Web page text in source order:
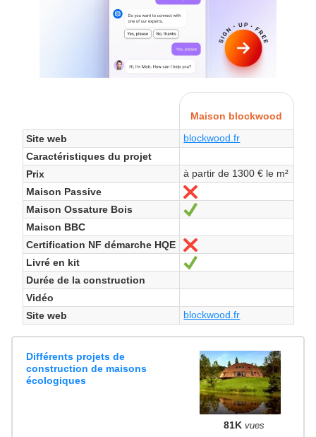
Maison blockwood
Site web
blockwood.fr
Caractéristiques du projet
Prix
à partir de 1300 € le m²
Maison Passive
Non
Maison Ossature Bois
Oui
Maison BBC
Certification NF démarche HQE
Non
Livré en kit
Oui
Durée de la construction
Vidéo
Site web
blockwood.fr
Différents projets de
construction de maisons
écologiques
81K vues